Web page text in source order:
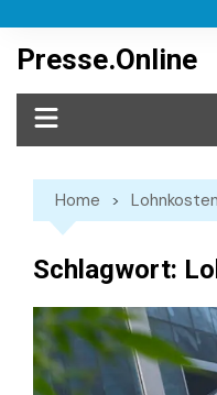
content
Presse.Online
Home Lohnkosten
Schlagwort: